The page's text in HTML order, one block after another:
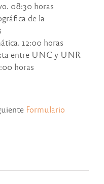
08:30 horas
de la
12:00 horas
entre UNC y UNR
horas
Formulario